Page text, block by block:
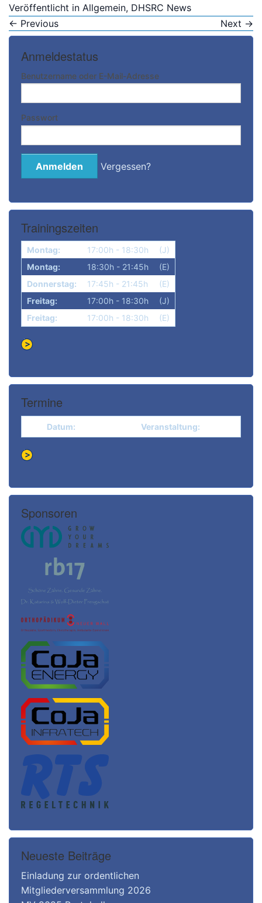
Veröffentlicht in Allgemein, DHSRC News
← Previous Next →
Anmeldestatus
Benutzername oder E-Mail-Adresse
Passwort
Vergessen?
Trainingszeiten
Montag: 17:00h - 18:30h
(J)
Montag:
18:30h - 21:45h
(E)
Donnerstag:
17:45h - 21:45h
(E)
Freitag:
17:00h - 18:30h
(J)
Freitag:
17:00h - 18:30h (E)
Termine
Datum: Veranstaltung:
Sponsoren
Neueste Beiträge
Einladung zur ordentlichen
Mitgliederversammlung 2026